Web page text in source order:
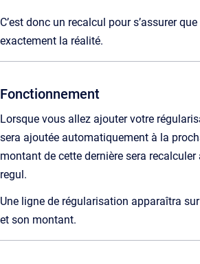
C’est donc un recalcul pour s’assurer
exactement la réalité.
Fonctionnement
Lorsque vous allez ajouter votre
sera ajoutée automatiquement à la
montant de cette dernière sera recalculer
regul.
Une ligne de régularisation apparaîtra
et son montant.